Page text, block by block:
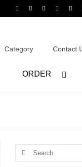
Category Contact
ORDER
Search